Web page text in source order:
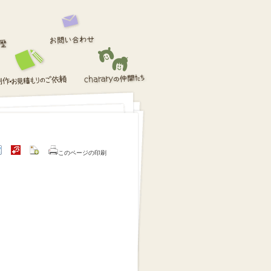
このページの印刷